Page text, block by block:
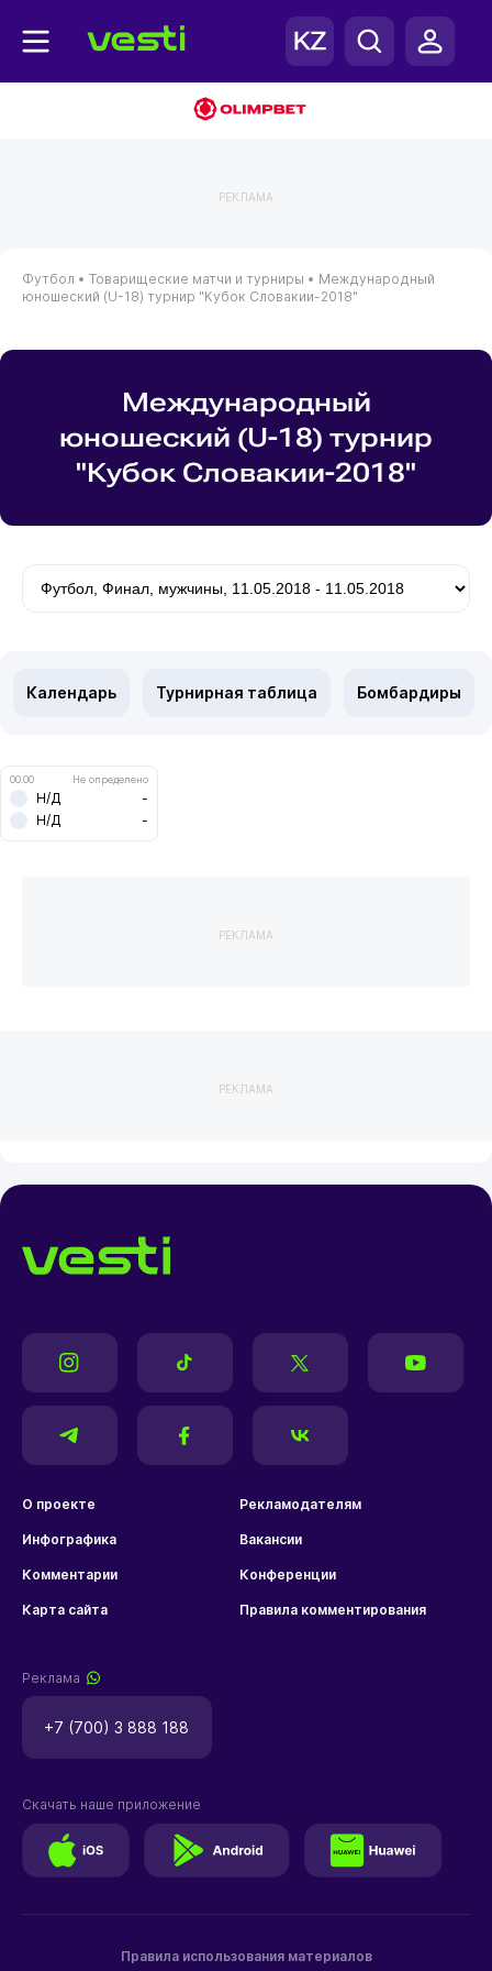
РЕКЛАМА
Футбол • Товарищеские матчи и турниры • Международный
юношеский (U-18) турнир "Кубок Словакии-2018"
Международный
юношеский (U-18) турнир
"Кубок Словакии-2018"
Календарь Турнирная таблица Бомбардиры
00.00 Не определено
Н/Д
-
Н/Д
-
РЕКЛАМА
РЕКЛАМА
О проекте Рекламодателям
Инфографика Вакансии
Комментарии Конференции
Карта сайта Правила комментирования
Реклама
+7 (700) 3 888 188
Правила использования материалов
Скачать наше приложение